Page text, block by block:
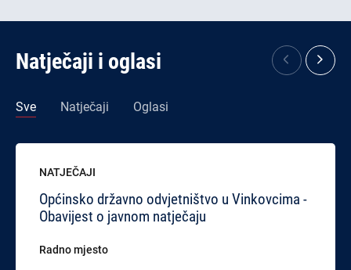
Natječaji i oglasi
Sve Natječaji Oglasi
NATJEČAJI
Općinsko državno odvjetništvo u Vinkovcima -
Obavijest o javnom natječaju
Radno mjesto